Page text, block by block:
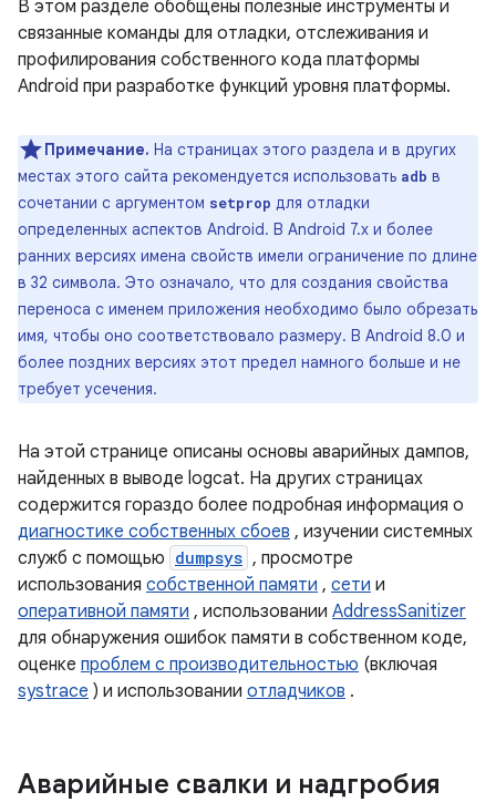
В этом разделе обобщены полезные инструменты и
связанные команды для отладки, отслеживания и
профилирования собственного кода платформы
Android при разработке функций уровня платформы.
Примечание. На страницах этого раздела и в других
местах этого сайта рекомендуется использовать adb в
сочетании с аргументом setprop для отладки
определенных аспектов Android. В Android 7.x и более
ранних версиях имена свойств имели ограничение по длине
в 32 символа. Это означало, что для создания свойства
переноса с именем приложения необходимо было обрезать
имя, чтобы оно соответствовало размеру. В Android 8.0 и
более поздних версиях этот предел намного больше и не
требует усечения.
На этой странице описаны основы аварийных дампов,
найденных в выводе logcat. На других страницах
содержится гораздо более подробная информация о
диагностике собственных сбоев , изучении системных
служб с помощью dumpsys , просмотре
использования собственной памяти , сети и
оперативной памяти , использовании AddressSanitizer
для обнаружения ошибок памяти в собственном коде,
оценке проблем с производительностью (включая
systrace ) и использовании отладчиков .
Аварийные свалки и надгробия